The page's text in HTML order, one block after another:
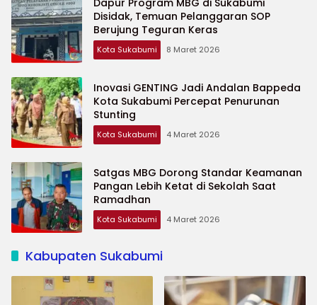
Disidak, Temuan Pelanggaran SOP
Berujung Teguran Keras
Kota Sukabumi 8 Maret 2026
Inovasi GENTING Jadi Andalan Bappeda
Kota Sukabumi Percepat Penurunan
Stunting
Kota Sukabumi 4 Maret 2026
Satgas MBG Dorong Standar Keamanan
Pangan Lebih Ketat di Sekolah Saat
Ramadhan
Kota Sukabumi 4 Maret 2026
Kabupaten Sukabumi